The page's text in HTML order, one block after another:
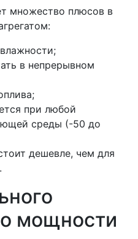
множество плюсов в
в непрерывном
при любой
среды (-50 до
дешевле, чем для
мощности